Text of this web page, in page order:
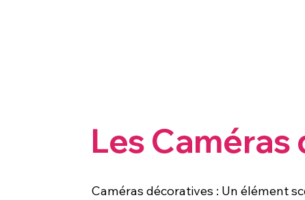
Les
Caméras décoratives : Un élément